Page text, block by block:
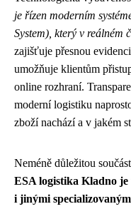
je řízen moderním
System), který v reálném
zajišťuje přesnou
umožňuje klientům
online rozhraní.
moderní logistiku
zboží nachází a v jakém
Neméně důležitou
ESA logistika Kladno
i jinými